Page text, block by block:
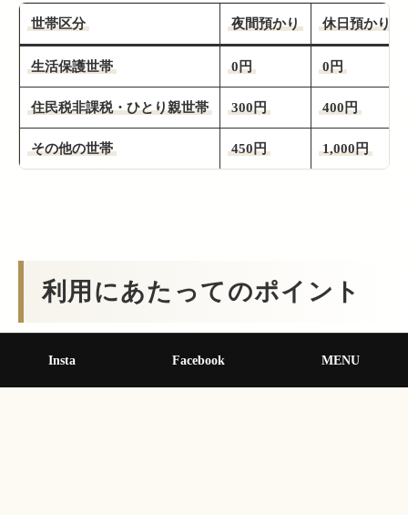
世帯区分 夜間預かり 休日預かり
生活保護世帯 0円 0円
住民税非課税・ひとり親世帯 300円 400円
その他の世帯 450円 1,000円
利用にあたってのポイント
計算方法
: ショートステイを「1泊2日」で利用す
Insta Facebook MENU